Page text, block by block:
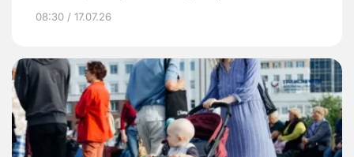
08:30 / 17.07.26